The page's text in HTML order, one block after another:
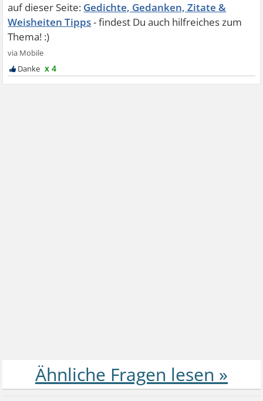
Gedichte, Gedanken, Zitate &
Weisheiten Tipps
x 4